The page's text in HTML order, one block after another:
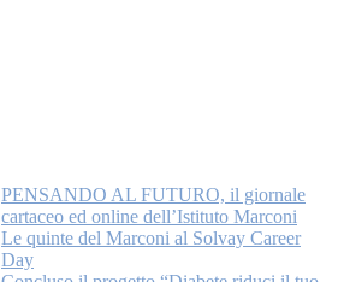
PENSANDO AL FUTURO, il giornale
cartaceo ed online dell’Istituto Marconi
Le quinte del Marconi al Solvay Career
Day